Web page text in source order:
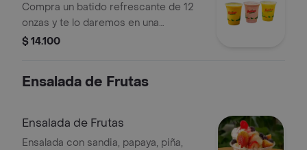
Compra un batido refrescante de 12
onzas y te lo daremos en una
presentación de 16 onzas.
$ 14.100
Ensalada de Frutas
Ensalada de Frutas
Ensalada con sandia, papaya, piña,